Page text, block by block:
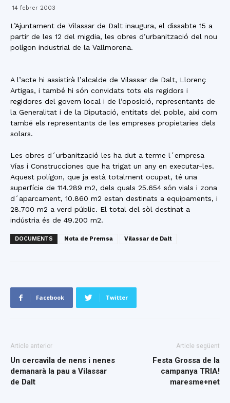
Maresme
14 febrer 2003
L’Ajuntament de Vilassar de Dalt inaugura, el dissabte 15 a
partir de les 12 del migdia, les obres d’urbanització del nou
polígon industrial de la Vallmorena.
A l’acte hi assistirà l’alcalde de Vilassar de Dalt, Llorenç
Artigas, i també hi són convidats tots els regidors i
regidores del govern local i de l’oposició, representants de
la Generalitat i de la Diputació, entitats del poble, així com
també els representants de les empreses propietaries dels
solars.
Les obres d´urbanització les ha dut a terme l´empresa
Vías i Construcciones que ha trigat un any en executar-les.
Aquest polígon, que ja està totalment ocupat, té una
superfície de 114.289 m2, dels quals 25.654 són vials i zona
d´aparcament, 10.860 m2 estan destinats a equipaments, i
28.700 m2 a verd públic. El total del sòl destinat a
indústria és de 49.200 m2.
DOCUMENTS Nota de Premsa Vilassar de Dalt
Facebook Twitter
Article anterior
Un cercavila de nens i nenes
demanarà la pau a Vilassar
de Dalt
Article següent
Festa Grossa de la
campanya TRIA!
maresme+net